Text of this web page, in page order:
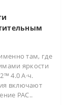
там, где
яркости
4.0 А·ч.
включают
PAC..